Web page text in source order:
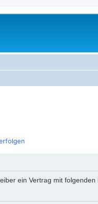
ein Vertrag mit